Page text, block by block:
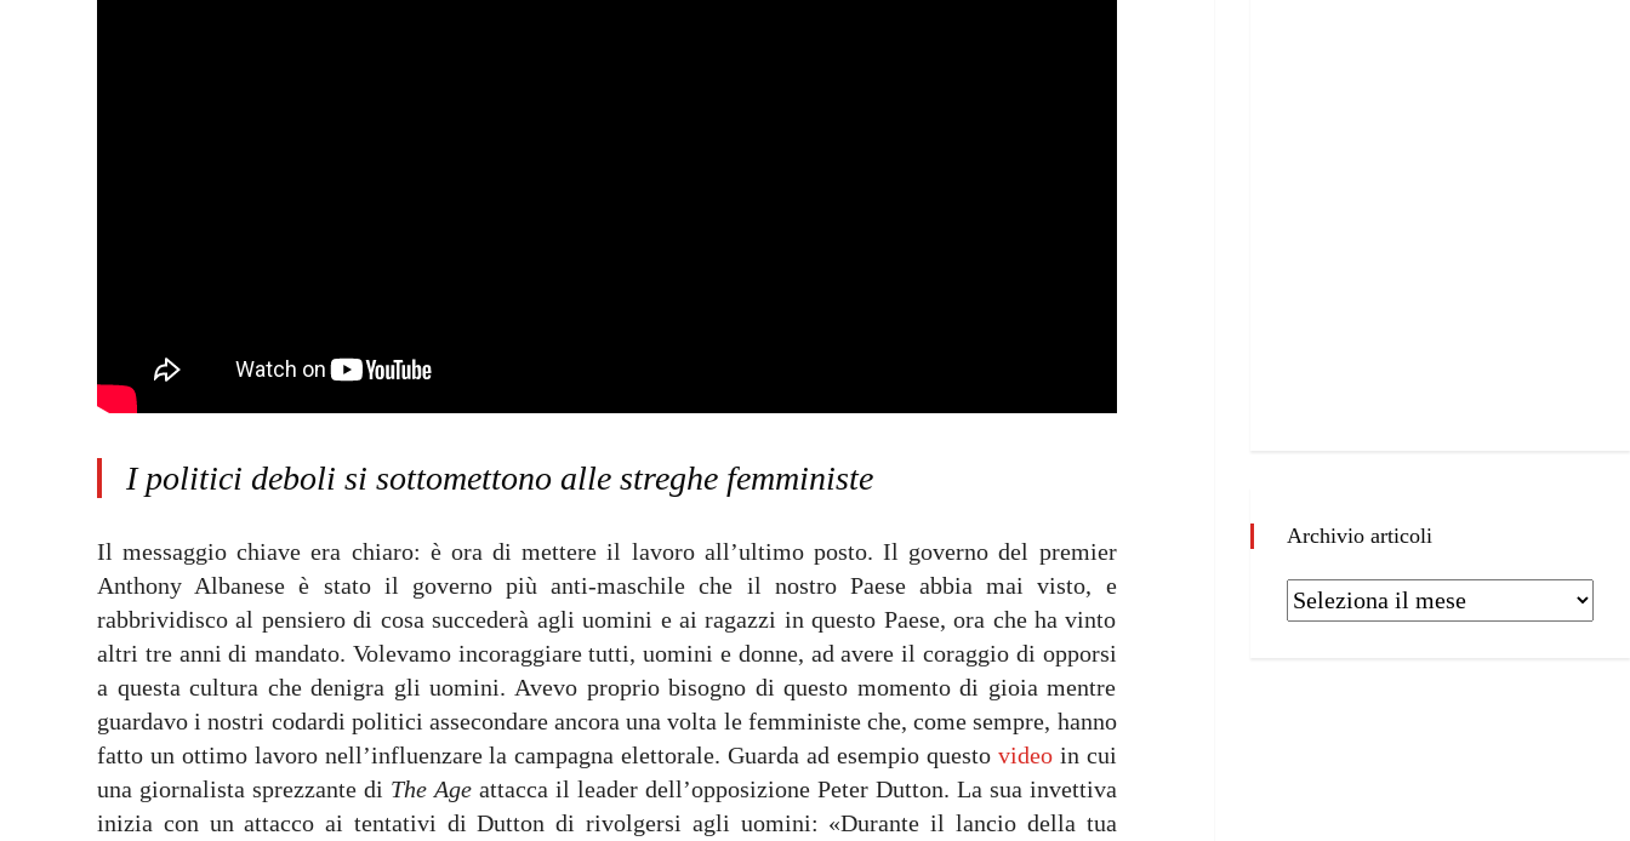
I politici deboli si sottomettono alle streghe femministe
Il messaggio chiave era chiaro: è ora di mettere il lavoro all’ultimo posto. Il governo del premier
Anthony Albanese è stato il governo più anti-maschile che il nostro Paese abbia mai visto, e
rabbrividisco al pensiero di cosa succederà agli uomini e ai ragazzi in questo Paese, ora che ha vinto
altri tre anni di mandato. Volevamo incoraggiare tutti, uomini e donne, ad avere il coraggio di opporsi
a questa cultura che denigra gli uomini. Avevo proprio bisogno di questo momento di gioia mentre
guardavo i nostri codardi politici assecondare ancora una volta le femministe che, come sempre, hanno
fatto un ottimo lavoro nell’influenzare la campagna elettorale. Guarda ad esempio questo videoin cui
una giornalista sprezzante di The Age attacca il leader dell’opposizione Peter Dutton. La sua invettiva
inizia con un attacco ai tentativi di Dutton di rivolgersi agli uomini: «Durante il lancio della tua
Archivio articoli